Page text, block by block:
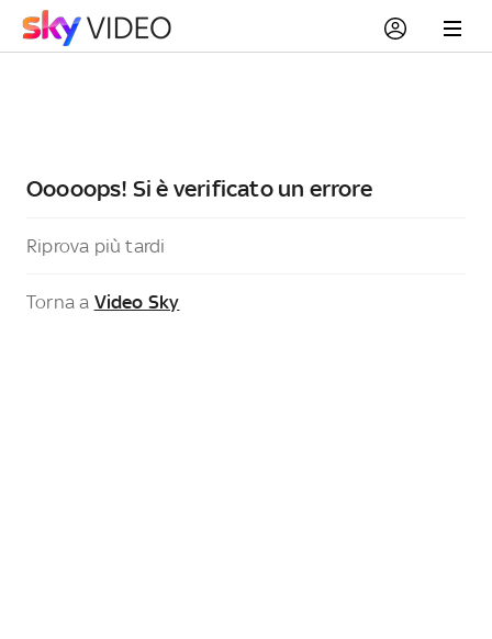
Ooooops! Si è verificato un errore
Riprova più tardi
Torna a Video Sky